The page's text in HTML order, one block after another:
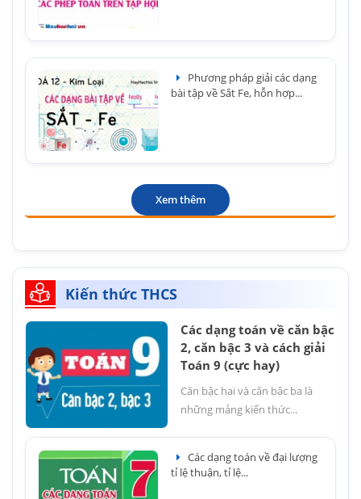
Phương pháp giải các dạng
bài tập về Sắt Fe, hỗn hợp...
Xem thêm
Kiến thức THCS
Các dạng toán về căn bậc
2, căn bậc 3 và cách giải
Toán 9 (cực hay)
Căn bậc hai và căn bậc ba là
những mảng kiến thức...
Các dạng toán về đại lượng
tỉ lệ thuận, tỉ lệ...